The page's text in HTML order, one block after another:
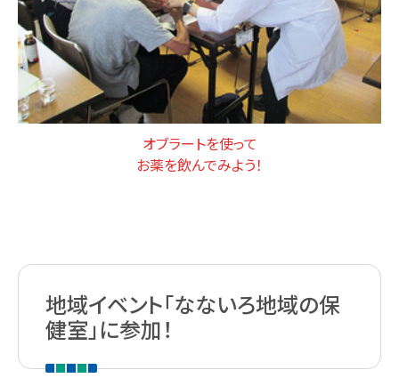
オブラートを使って
お薬を飲んでみよう！
地域イベント「なないろ地域の保
健室」に参加！